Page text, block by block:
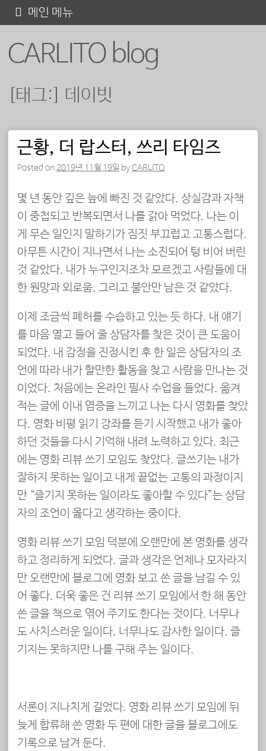
CARLITO blog
메인 메뉴
텐
[태그:] 데이빗
포스트 내비게이션
근황, 더 랍스터, 쓰리 타임즈
Posted on 2019년 11월 19일 byCARLITO
몇 년 동안 깊은 늪에 빠진 것 같았다. 상실감과 자책
이 중첩되고 반복되면서 나를 갉아 먹었다. 나는 이
게 무슨 일인지 말하기가 짐짓 부끄럽고 고통스럽다.
아무튼 시간이 지나면서 나는 소진되어 텅 비어 버린
것 같았다. 내가 누구인지조차 모르겠고 사람들에 대
한 원망과 외로움, 그리고 불안만 남은 것 같았다.
이제 조금씩 폐허를 수습하고 있는 듯 하다. 내 얘기
를 마음 열고 들어 줄 상담자를 찾은 것이 큰 도움이
되었다. 내 감정을 진정시킨 후 한 일은 상담자의 조
언에 따라 내가 할만한 활동을 찾고 사람을 만나는 것
이었다. 처음에는 온라인 필사 수업을 들었다. 옮겨
적는 글에 이내 염증을 느끼고 나는 다시 영화를 찾았
다. 영화 비평 읽기 강좌를 듣기 시작했고 내가 좋아
하던 것들을 다시 기억해 내려 노력하고 있다. 최근
에는 영화 리뷰 쓰기 모임도 찾았다. 글쓰기는 내가
잘하지 못하는 일이고 내게 끝없는 고통의 과정이지
만 “즐기지 못하는 일이라도 좋아할 수 있다”는 상담
자의 조언이 옳다고 생각하는 중이다.
영화 리뷰 쓰기 모임 덕분에 오랜만에 본 영화를 생각
하고 정리하게 되었다. 글과 생각은 언제나 모자라지
만 오랜만에 블로그에 영화 보고 쓴 글을 남길 수 있
어 좋다. 더욱 좋은 건 리뷰 쓰기 모임에서 한 해 동안
쓴 글을 책으로 엮어 주기도 한다는 것이다. 너무나
도 사치스러운 일이다. 너무나도 감사한 일이다. 즐
기지는 못하지만 나를 구해 주는 일이다.
서론이 지나치게 길었다. 영화 리뷰 쓰기 모임에 뒤
늦게 합류해 쓴 영화 두 편에 대한 글을 블로그에도
기록으로 남겨 둔다.